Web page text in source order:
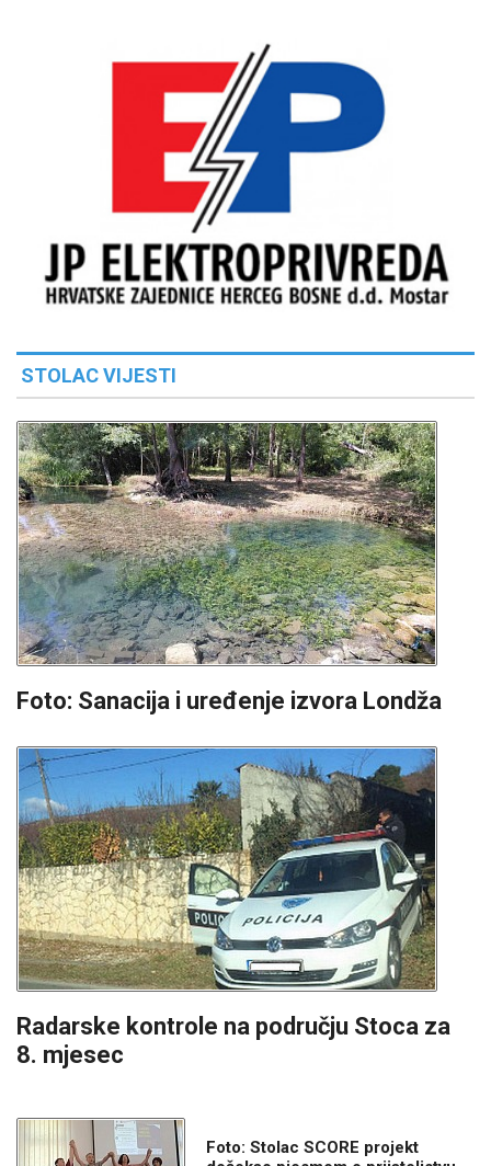
STOLAC VIJESTI
Foto: Sanacija i uređenje izvora Londža
Radarske kontrole na području Stoca za
8. mjesec
Foto: Stolac SCORE projekt